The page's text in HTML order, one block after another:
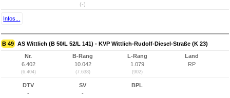
(-)
Infos...
B 49 AS Wittlich (B 50/L 52/L 141) - KVP Wittlich-Rudolf-Diesel-Straße (K 23)
Nr.
6.402
(6.404)
B-Rang
10.042
(7.638)
L-Rang
1.079
(902)
Land
RP
DTV
-
SV
-
BPL